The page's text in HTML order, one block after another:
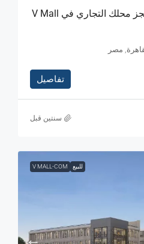
موقعك طريق نجاحك! احجز محلك التجاري في V Mall
تفاصيل
‏سنتين قبل
للبيع V MALL-COM